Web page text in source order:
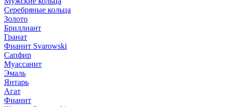
Серебряные кольца
Золото
Бриллиант
Гранат
Фианит Svarowski
Сапфир
Муассанит
Эмаль
Янтарь
Агат
Фианит